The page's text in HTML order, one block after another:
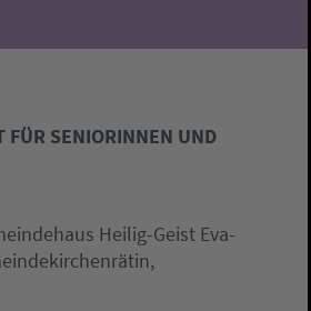
FÜR SENIORINNEN UND
Heilig-Geist Eva-